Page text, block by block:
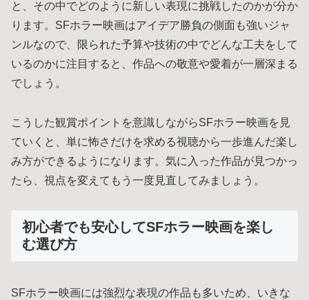
と、その中でどのように新しい表現に挑戦したのかが分か
ります。SFホラー映画はアイデア勝負の側面も強いジャ
ンルなので、限られた予算や技術の中でどんな工夫をして
いるのかに注目すると、作品への敬意や愛着が一層深まる
でしょう。
こうした観賞ポイントを意識しながらSFホラー映画を見
ていくと、単に怖さだけを求める視聴から一歩進んだ楽し
み方ができるようになります。気に入った作品が見つかっ
たら、視点を変えてもう一度見直してみましょう。
初心者でも安心してSFホラー映画を楽し
む選び方
SFホラー映画には強烈な表現の作品も多いため、いきな